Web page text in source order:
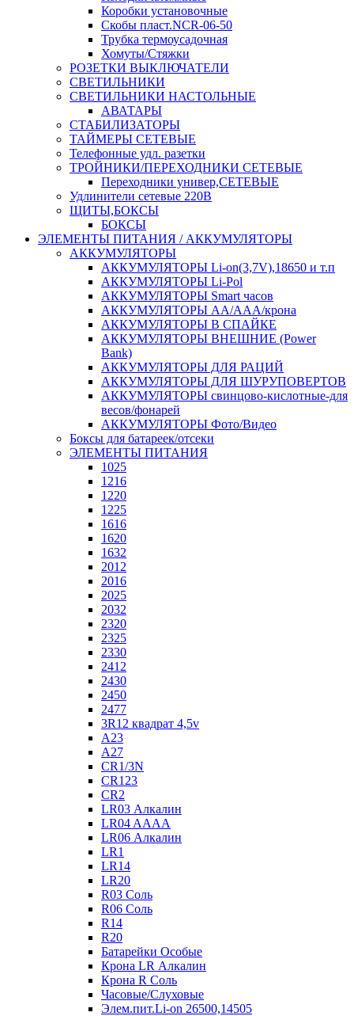
Коробки установочные
Скобы пласт.NCR-06-50
Трубка термоусадочная
Хомуты/Стяжки
РОЗЕТКИ ВЫКЛЮЧАТЕЛИ
СВЕТИЛЬНИКИ
СВЕТИЛЬНИКИ НАСТОЛЬНЫЕ
АВАТАРЫ
СТАБИЛИЗАТОРЫ
ТАЙМЕРЫ СЕТЕВЫЕ
Телефонные удл. разетки
ТРОЙНИКИ/ПЕРЕХОДНИКИ СЕТЕВЫЕ
Переходники универ,СЕТЕВЫЕ
Удлинители сетевые 220В
ЩИТЫ,БОКСЫ
БОКСЫ
ЭЛЕМЕНТЫ ПИТАНИЯ / АККУМУЛЯТОРЫ
АККУМУЛЯТОРЫ
АККУМУЛЯТОРЫ Li-on(3,7V),18650 и т.п
АККУМУЛЯТОРЫ Li-Pol
АККУМУЛЯТОРЫ Smart часов
АККУМУЛЯТОРЫ АА/ААА/крона
АККУМУЛЯТОРЫ В СПАЙКЕ
АККУМУЛЯТОРЫ ВНЕШНИЕ (Power
Bank)
АККУМУЛЯТОРЫ ДЛЯ РАЦИЙ
АККУМУЛЯТОРЫ ДЛЯ ШУРУПОВЕРТОВ
АККУМУЛЯТОРЫ свинцово-кислотные-для
весов/фонарей
АККУМУЛЯТОРЫ Фото/Видео
Боксы для батареек/отсеки
ЭЛЕМЕНТЫ ПИТАНИЯ
1025
1216
1220
1225
1616
1620
1632
2012
2016
2025
2032
2320
2325
2330
2412
2430
2450
2477
3R12 квадрат 4,5v
A23
A27
CR1/3N
CR123
CR2
LR03 Алкалин
LR04 AAAA
LR06 Алкалин
LR1
LR14
LR20
R03 Соль
R06 Соль
R14
R20
Батарейки Особые
Крона LR Алкалин
Крона R Соль
Часовые/Слуховые
Элем.пит.Li-on 26500,14505